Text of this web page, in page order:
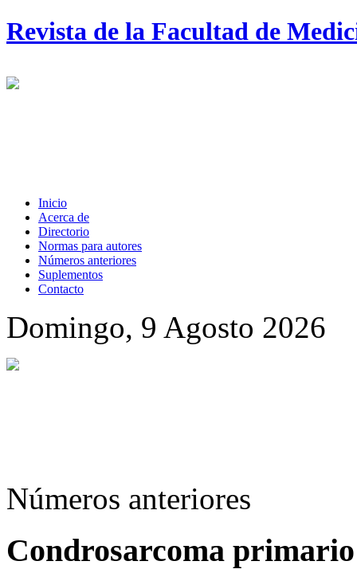
Revista de la Facultad de
Inicio
Acerca de
Directorio
Normas para autores
Números anteriores
Suplementos
Contacto
Domingo, 9 Agosto 2026
Números anteriores
Condrosarcoma